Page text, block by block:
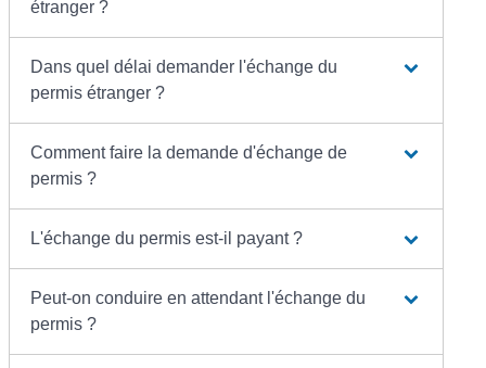
étranger ?
Dans quel délai demander l'échange du
permis étranger ?
Comment faire la demande d'échange de
permis ?
L'échange du permis est-il payant ?
Peut-on conduire en attendant l'échange du
permis ?